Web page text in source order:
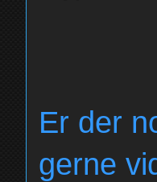
Er der
gerne